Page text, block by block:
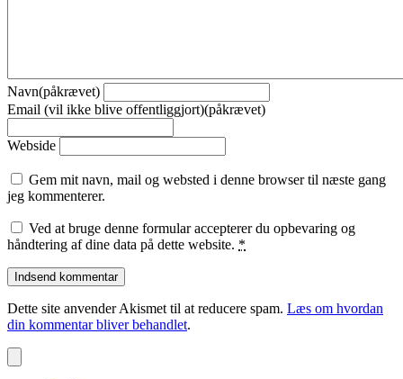
Navn(påkrævet)
Email (vil ikke blive offentliggjort)(påkrævet)
Webside
Gem mit navn, mail og websted i denne browser til næste gang
jeg kommenterer.
Ved at bruge denne formular accepterer du opbevaring og
håndtering af dine data på dette website. *
Dette site anvender Akismet til at reducere spam. Læs om hvordan
din kommentar bliver behandlet.